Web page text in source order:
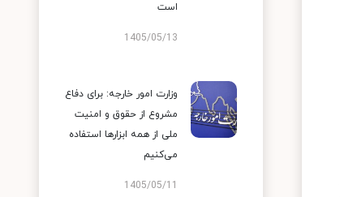
است
1405/05/13
وزارت امور خارجه: برای دفاع
مشروع از حقوق و امنیت
ملی از همه ابزارها استفاده
می‌کنیم
1405/05/11